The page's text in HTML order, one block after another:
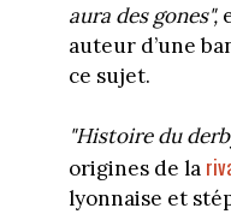
aura des gones",
auteur d’une
ce sujet.
"Histoire du
origines de la
lyonnaise et